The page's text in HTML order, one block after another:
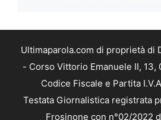
Ultimaparola.com di proprietà di
- Corso Vittorio Emanuele II, 13,
Codice Fiscale e Partita
Testata Giornalistica registrata
Frosinone con n°02/2022